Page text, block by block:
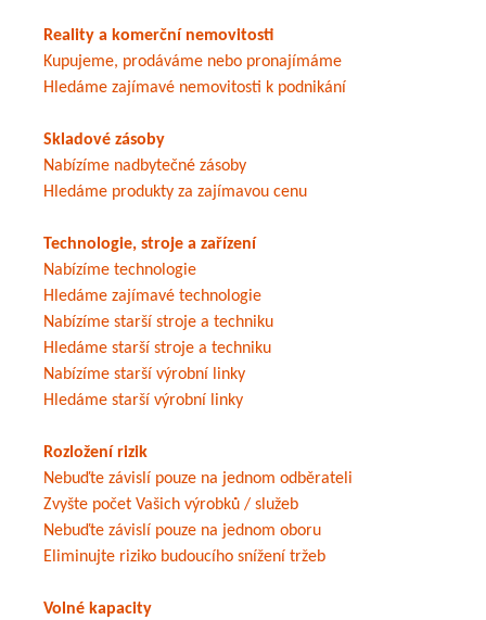
Reality a komerční nemovitosti
Kupujeme, prodáváme nebo pronajímáme
Hledáme zajímavé nemovitosti k podnikání
Skladové zásoby
Nabízíme nadbytečné zásoby
Hledáme produkty za zajímavou cenu
Technologie, stroje a zařízení
Nabízíme technologie
Hledáme zajímavé technologie
Nabízíme starší stroje a techniku
Hledáme starší stroje a techniku
Nabízíme starší výrobní linky
Hledáme starší výrobní linky
Rozložení rizik
Nebuďte závislí pouze na jednom odběrateli
Zvyšte počet Vašich výrobků / služeb
Nebuďte závislí pouze na jednom oboru
Eliminujte riziko budoucího snížení tržeb
Volné kapacity